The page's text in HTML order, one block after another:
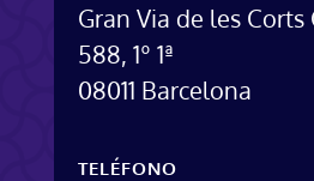
Gran Via de les Corts
588, 1º 1ª
08011 Barcelona
TELÉFONO